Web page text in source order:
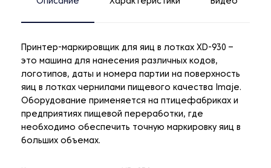
Описание Характеристики Видео
Принтер-маркировщик для яиц в лотках XD-930 –
это машина для нанесения различных кодов,
логотипов, даты и номера партии на поверхность
яиц в лотках чернилами пищевого качества Imaje.
Оборудование применяется на птицефабриках и
предприятиях пищевой переработки, где
необходимо обеспечить точную маркировку яиц в
больших объемах.